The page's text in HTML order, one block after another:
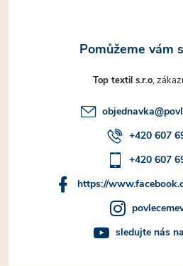
Top textil s.r.o
objednavka@
+420 607
+420 607
https://
sledujte nás